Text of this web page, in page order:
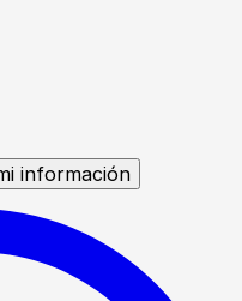
información